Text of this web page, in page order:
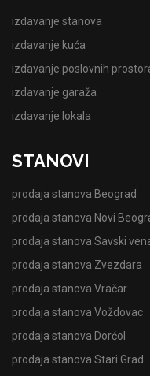
izdavanje stanova
izdavanje kuća
izdavanje poslovnih
izdavanje garaža
izdavanje lokala
STANOVI
prodaja stanova Beograd
prodaja stanova Novi
prodaja stanova Savski
prodaja stanova Zvezdara
prodaja stanova Vračar
prodaja stanova Voždovac
prodaja stanova Dorćol
prodaja stanova Stari Grad